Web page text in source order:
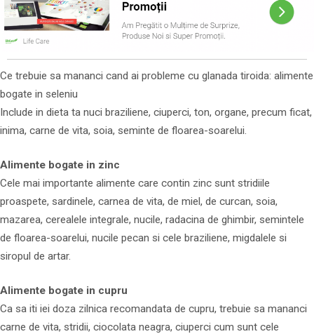
Ce trebuie sa mananci cand ai probleme cu glanada tiroida: alimente
bogate in seleniu
Include in dieta ta nuci braziliene, ciuperci, ton, organe, precum ficat,
inima, carne de vita, soia, seminte de floarea-soarelui.
Alimente bogate in zinc
Cele mai importante alimente care contin zinc sunt stridiile
proaspete, sardinele, carnea de vita, de miel, de curcan, soia,
mazarea, cerealele integrale, nucile, radacina de ghimbir, semintele
de floarea-soarelui, nucile pecan si cele braziliene, migdalele si
siropul de artar.
Alimente bogate in cupru
Ca sa iti iei doza zilnica recomandata de cupru, trebuie sa mananci
carne de vita, stridii, ciocolata neagra, ciuperci cum sunt cele